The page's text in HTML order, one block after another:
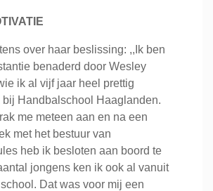
over haar beslissing: ,,Ik ben
benaderd door Wesley
ik al vijf jaar heel prettig
bij Handbalschool Haaglanden.
me meteen aan en na een
met het bestuur van
heb ik besloten aan boord te
jongens ken ik ook al vanuit
Dat was voor mij een